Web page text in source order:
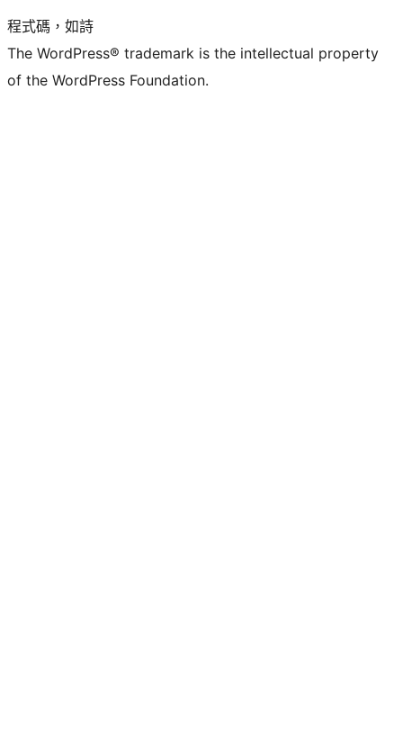
程式碼，如詩
The WordPress® trademark is the intellectual property
of the WordPress Foundation.